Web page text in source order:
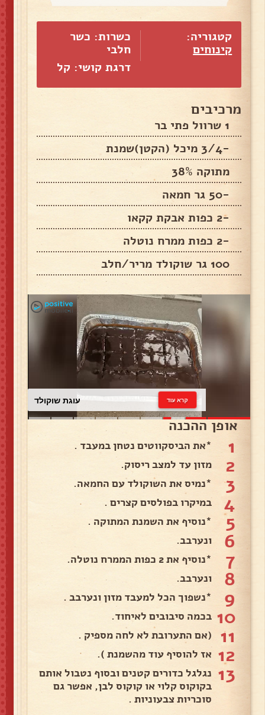
קטגוריה:
קינוחים
כשרות: כשר
חלבי
דרגת קושי: קל
מרכיבים
1 שרוול פתי בר
-3/4 מיכל (הקטן)שמנת
מתוקה 38%
-50 גר חמאה
-2 כפות אבקת קקאו
-2 כפות ממרח נוטלה
100 גר שוקולד מריר/חלב
עוגת שוקולד קרא עוד
אופן ההכנה
1 *את הביסקווטים נטחן במעבד .
2 מזון עד למצב ריסוק.
3 *נמיס את השוקולד עם החמאה.
4 במיקרו בפולסים קצרים .
5 *נוסיף את השמנת המתוקה .
6 ונערבב.
7 *נוסיף את 2 כפות הממרח נוטלה.
8 ונערבב.
9 *נשפוך הכל למעבד מזון ונערבב .
10 בכמה סיבובים לאיחוד.
11 (אם התערובת לא לחה מספיק .
12 אז להוסיף עוד מהשמנת ).
13 נגלגל כדורים קטנים ובסוף נטבול אותם
בקוקוס קלוי או קוקוס לבן, אפשר גם
סוכריות צבעוניות .